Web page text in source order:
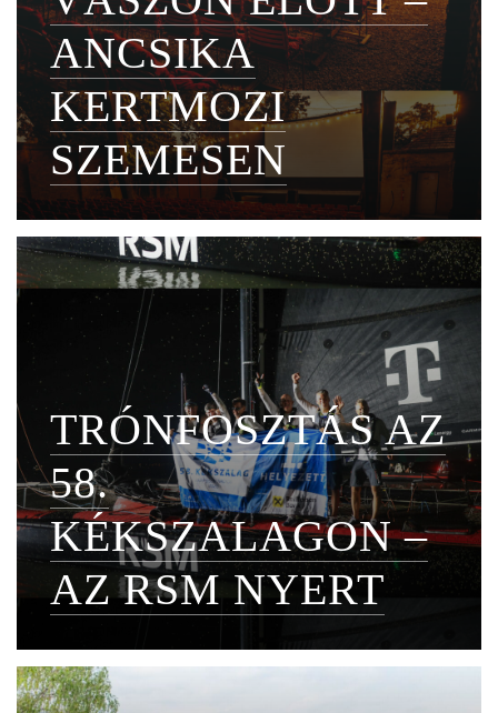
ANCSIKA
KERTMOZI
SZEMESEN
TRÓNFOSZTÁS AZ
58.
KÉKSZALAGON –
AZ RSM NYERT